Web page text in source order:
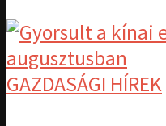
GAZDASÁGI HÍREK